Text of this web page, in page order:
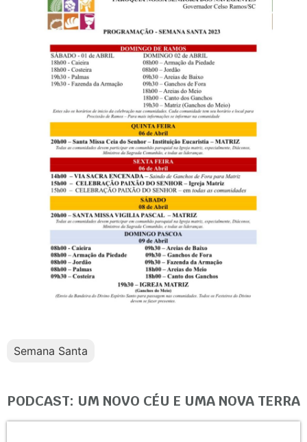
Semana Santa
PODCAST: UM NOVO CÉU E UMA NOVA TERRA